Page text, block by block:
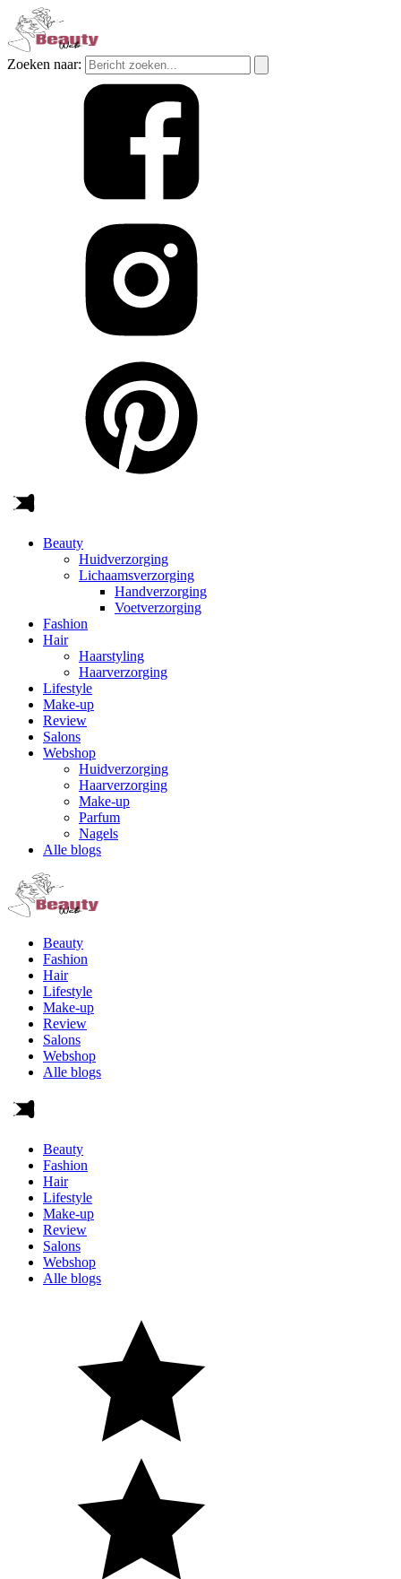
Zoeken naar:
Beauty
Huidverzorging
Lichaamsverzorging
Handverzorging
Voetverzorging
Fashion
Hair
Haarstyling
Haarverzorging
Lifestyle
Make-up
Review
Salons
Webshop
Huidverzorging
Haarverzorging
Make-up
Parfum
Nagels
Alle blogs
Beauty
Fashion
Hair
Lifestyle
Make-up
Review
Salons
Webshop
Alle blogs
Beauty
Fashion
Hair
Lifestyle
Make-up
Review
Salons
Webshop
Alle blogs